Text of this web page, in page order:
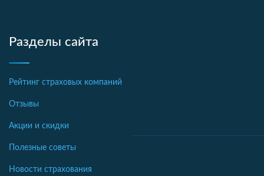
Разделы сайта
Рейтинг страховых компаний
Отзывы
Акции и скидки
Полезные советы
Новости страхования